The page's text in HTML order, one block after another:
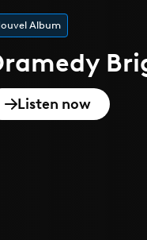
de l'été
Discover